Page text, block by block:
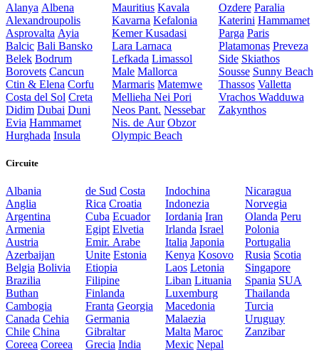
Alanya Albena
Alexandroupolis
Asprovalta Ayia
Balcic Bali Bansko
Belek Bodrum
Borovets Cancun
Ctin & Elena Corfu
Costa del Sol Creta
Didim Dubai Duni
Evia Hammamet
Hurghada Insula
Mauritius Kavala
Kavarna Kefalonia
KemerKusadasi
LaraLarnaca
Lefkada Limassol
Male Mallorca
Marmaris Matemwe
MelliehaNei Pori
Neos Pant. Nessebar
Nis. de Aur Obzor
Olympic Beach
Ozdere Paralia
Katerini Hammamet
Parga Paris
Platamonas Preveza
Side Skiathos
Sousse Sunny Beach
Thassos Valletta
Vrachos Wadduwa
Zakynthos
Circuite
Albania
Anglia
Argentina
Armenia
Austria
Azerbaijan
Belgia Bolivia
Brazilia
Buthan
Cambogia
Canada Cehia
Chile China
Coreea Coreea
de Sud Costa
Rica Croatia
Cuba Ecuador
Egipt Elvetia
Emir. Arabe
Unite Estonia
Etiopia
Filipine
Finlanda
Franta Georgia
Germania
Gibraltar
Grecia India
Indochina
Indonezia
Iordania Iran
Irlanda Israel
Italia Japonia
Kenya Kosovo
Laos Letonia
Liban Lituania
Luxemburg
Macedonia
Malaezia
Malta Maroc
Mexic Nepal
Nicaragua
Norvegia
Olanda Peru
Polonia
Portugalia
Rusia Scotia
Singapore
Spania SUA
Thailanda
Turcia
Uruguay
Zanzibar